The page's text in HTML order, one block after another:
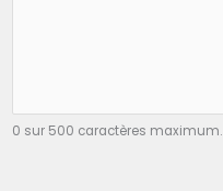
0 sur 500 caractères maximum.